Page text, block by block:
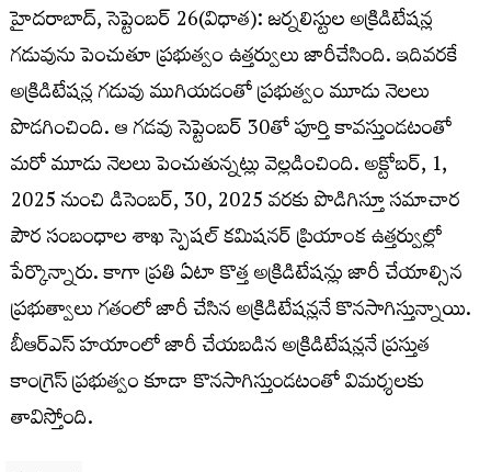
హైదరాబాద్, సెప్టెంబర్ 26(విధాత): జర్నలిస్టుల అక్రిడిటేషన్ల
గడువును పెంచుతూ ప్రభుత్వం ఉత్తర్వులు జారీచేసింది. ఇదివరకే
అక్రిడిటేషన్ల గడువు ముగియడంతో ప్రభుత్వం మూడు నెలలు
పొడగించింది. ఆ గడవు సెప్టెంబర్ 30తో పూర్తి కావస్తుండటంతో
మరో మూడు నెలలు పెంచుతున్నట్లు వెల్లడించింది. అక్టోబర్, 1,
2025 నుంచి డిసెంబర్, 30, 2025 వరకు పొడిగిస్తూ సమాచార
పౌర సంబంధాల శాఖ స్పెషల్ కమిషనర్ ప్రియాంక ఉత్తర్వుల్లో
పేర్కొన్నారు. కాగా ప్రతి ఏటా కొత్త అక్రిడిటేషన్లు జారీ చేయాల్సిన
ప్రభుత్వాలు గతంలో జారీ చేసిన అక్రిడిటేషన్లనే కొనసాగిస్తున్నాయి.
బీఆర్ఎస్ హయాంలో జారీ చేయబడిన అక్రిడిటేషన్లనే ప్రస్తుత
కాంగ్రెస్ ప్రభుత్వం కూడా కొనసాగిస్తుండటంతో విమర్శలకు
తావిస్తోంది.